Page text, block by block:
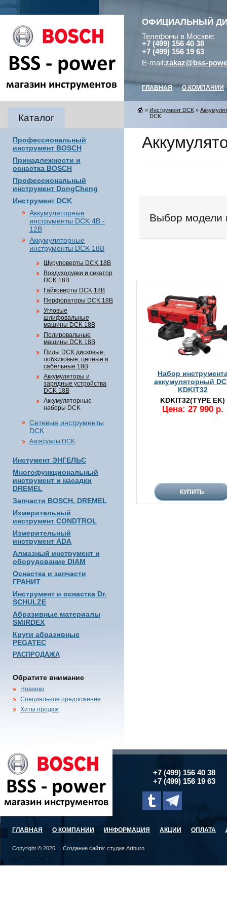
ОФИЦИАЛЬНЫЙ
Телефоны в Москве:
+7 (499) 156 40 38
+7 (499) 156 19 63
E-mail:zakaz@bss-
ГЛАВНАЯ О КОМПАНИИ
Каталог
Профессиональный
инструмент BOSCH
Принадлежности и
оснастка BOSCH
Профессиональный
инструмент DongCheng
Инструмент DCK
Аккумуляторные
инструменты DCK 4В -
12В
Аккумуляторные
инструменты DCK 18В
Шуруповерты DCK 18В
Воздуходувки и секатор
DCK 18В
Гайковерты DCK 18В
Перфораторы DCK 18В
Угловые
шлифовальные
машины DCK 18В
Полировальные
машины DCK 18В
Пилы DCK дисковые,
лобзиковые, цепные и
сабельные 18В
Аккумуляторы и
зарядные устройства
DCK 18В
Аккумуляторные
наборы DCK
Сетевые инструменты
DCK
Аксесуары DCK
Инстумент ЭНГЕЛЬС
Многофункциональный
инструмент и насадки
DREMEL
Запчасти BOSCH, DREMEL
Измерительный
инструмент CONDTROL
Измерительный
инструмент ADA
Алмазный инструмент и
оборудование DIAM
Оснастка и запчасти
ГРАНИТ
Инструмент и оснастка Dr.
SCHULZE
Абразивные материалы
SMIRDEX
Круги абразивные
PEGATEC
РАСПРОДАЖА
Обратите внимание
Новинки
Специальное предложение
Хиты продаж
» Инструмент DCK »
DCK
Выбор модели
Набор
аккумуляторный
KDKIT32
KDKIT32(TYPE EK)
Цена: 27 990 р.
+7 (499) 156 40 38
+7 (499) 156 19 63
ГЛАВНАЯ О КОМПАНИИ ИНФОРМАЦИЯ АКЦИИ ОПЛАТА
Copyright © 2026 . Создание сайта: студия Artburo